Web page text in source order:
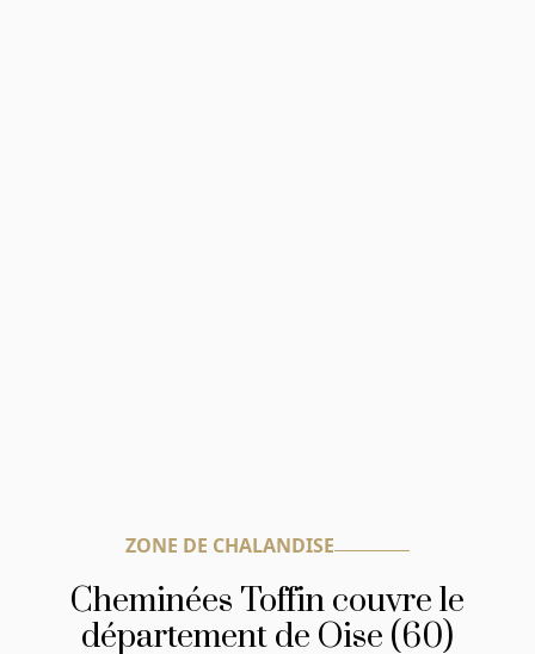
ZONE DE CHALANDISE
Cheminées Toffin couvre le
département de Oise (60)